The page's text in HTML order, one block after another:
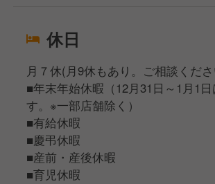
休日
月７休(月9休もあり。ご相談くだ
■年末年始休暇（12月31日～1月1
す。※一部店舗除く）
■有給休暇
■慶弔休暇
■産前・産後休暇
■育児休暇